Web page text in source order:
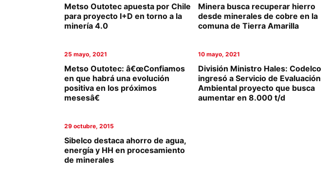
Calendario de EventosMetso Outotec apuesta por Chile
para proyecto I+D en torno a la
minería 4.0
Minera busca recuperar hierro
desde minerales de cobre en la
comuna de Tierra Amarilla
25 mayo, 2021
Metso Outotec: â€œConfiamos
en que habrá una evolución
positiva en los próximos
mesesâ€
10 mayo, 2021
División Ministro Hales: Codelco
ingresó a Servicio de Evaluación
Ambiental proyecto que busca
aumentar en 8.000 t/d
29 octubre, 2015
Sibelco destaca ahorro de agua,
energía y HH en procesamiento
de minerales